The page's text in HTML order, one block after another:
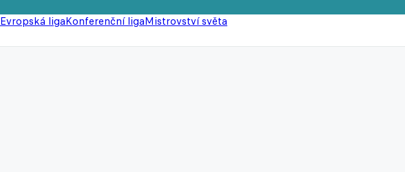
Evropská ligaKonferenční ligaMistrovství světa